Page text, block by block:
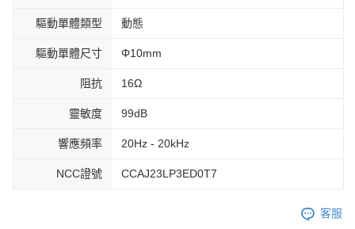
驅動單體類型 動態
驅動單體尺寸 Φ10mm
阻抗 16Ω
靈敏度 99dB
響應頻率 20Hz - 20kHz
NCC證號 CCAJ23LP3ED0T7
客服